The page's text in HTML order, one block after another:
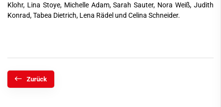
Klohr, Lina Stoye, Michelle Adam, Sarah Sauter, Nora Weiß, Judith
Konrad, Tabea Dietrich, Lena Rädel und Celina Schneider.
Zurück